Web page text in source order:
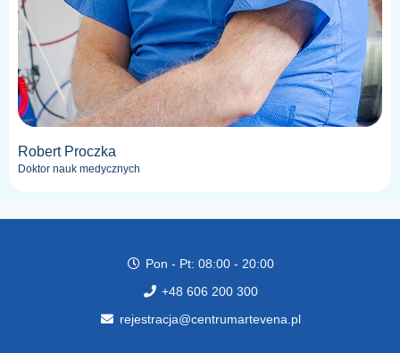
Robert Proczka
Doktor nauk medycznych
Pon - Pt: 08:00 - 20:00
+48 606 200 300
rejestracja@centrumartevena.pl